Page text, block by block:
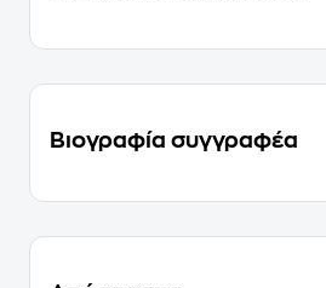
Βιογραφία συγγραφέα